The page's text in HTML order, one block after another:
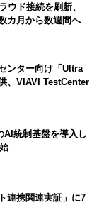
ウド接続を刷新、
カ月から数週間へ
ンター向け「Ultra
、VIAVI TestCenter
AI統制基盤を導入し
連携関連実証」に7